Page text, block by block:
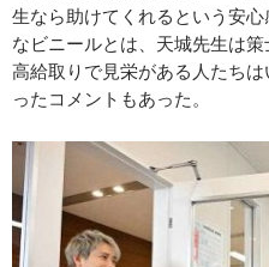
生なら助けてくれるという安
なビニールとは、天城先生は
高給取りで見栄がある人たち
ったコメントもあった。